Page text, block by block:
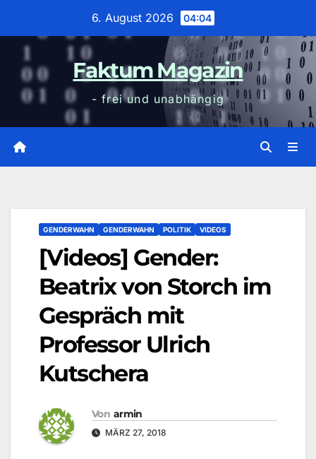
6. August 2026 04:04
Faktum Magazin
- frei und unabhängig
GENDERWAHN GENDERWAHN POLITIK VIDEOS
[Videos] Gender:
Beatrix von Storch im
Gespräch mit
Professor Ulrich
Kutschera
Von armin
MÄRZ 27, 2018